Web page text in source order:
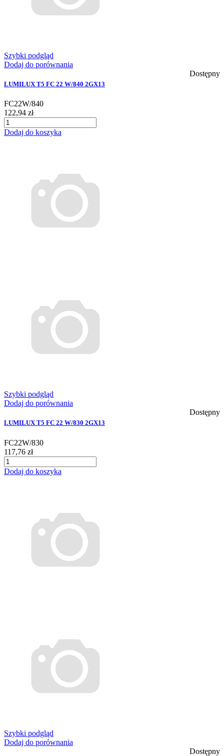
Szybki podgląd
Dodaj do porównania
Dostępny
LUMILUX T5 FC 22 W/840 2GX13
FC22W/840
122,94 zł
Dodaj do koszyka
Szybki podgląd
Dodaj do porównania
Dostępny
LUMILUX T5 FC 22 W/830 2GX13
FC22W/830
117,76 zł
Dodaj do koszyka
Szybki podgląd
Dodaj do porównania
Dostępny